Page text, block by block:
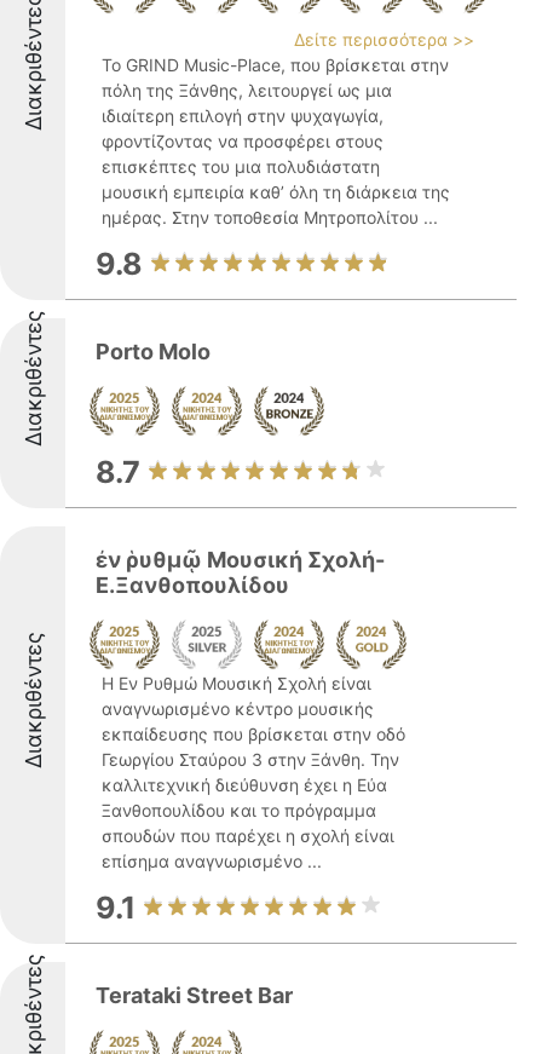
Διακριθέντες
Δείτε περισσότερα >>
Το GRIND Music-Place, που βρίσκεται στην
πόλη της Ξάνθης, λειτουργεί ως μια
ιδιαίτερη επιλογή στην ψυχαγωγία,
φροντίζοντας να προσφέρει στους
επισκέπτες του μια πολυδιάστατη
μουσική εμπειρία καθ’ όλη τη διάρκεια της
ημέρας. Στην τοποθεσία Μητροπολίτου ...
9.8
Διακριθέντες Porto Molo
8.7
Διακριθέντες
ἐν ῥυθμῷ Μουσική Σχολή-
Ε.Ξανθοπουλίδου
Η Εν Ρυθμώ Μουσική Σχολή είναι
αναγνωρισμένο κέντρο μουσικής
εκπαίδευσης που βρίσκεται στην οδό
Γεωργίου Σταύρου 3 στην Ξάνθη. Την
καλλιτεχνική διεύθυνση έχει η Εύα
Ξανθοπουλίδου και το πρόγραμμα
σπουδών που παρέχει η σχολή είναι
επίσημα αναγνωρισμένο ...
9.1
Διακριθέντες Terataki Street Bar